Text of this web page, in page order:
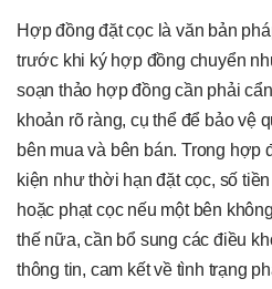
Hợp đồng đặt cọc là văn bản
trước khi ký hợp đồng chuyển
soạn thảo hợp đồng cần phải
khoản rõ ràng, cụ thể để bảo vệ
bên mua và bên bán. Trong hợp
kiện như thời hạn đặt cọc, số
hoặc phạt cọc nếu một bên
thế nữa, cần bổ sung các điều
thông tin, cam kết về tình trạng